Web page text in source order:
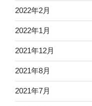
2022年2月
2022年1月
2021年12月
2021年8月
2021年7月